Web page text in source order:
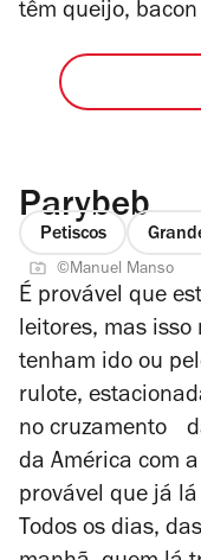
têm queijo,
Parybeb
Petiscos
©Manuel Manso
É provável que
leitores, mas isso
tenham ido ou
rulote,
no cruzamento
da América com
provável que já
Todos os dias,